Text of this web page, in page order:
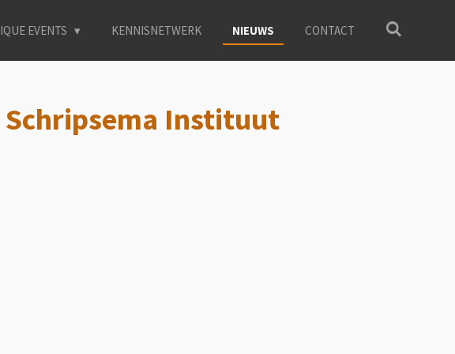
EVENTS KENNISNETWERK NIEUWS CONTACT
Schripsema Instituut